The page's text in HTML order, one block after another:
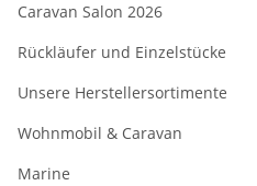
Caravan Salon 2026
Rückläufer und Einzelstücke
Unsere Herstellersortimente
Wohnmobil & Caravan
Marine